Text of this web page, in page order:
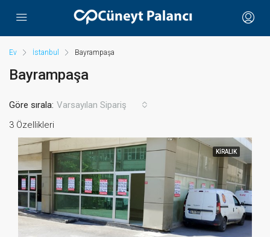
Ev İstanbul Bayrampaşa
Bayrampaşa
3 Özellikleri
Göre sırala: Varsayılan Sipariş
KIRALIK